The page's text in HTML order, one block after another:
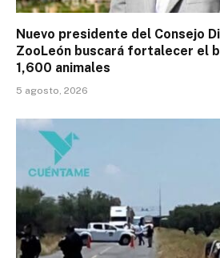
Nuevo presidente del Consejo
ZooLeón buscará fortalecer el
1,600 animales
5 agosto, 2026